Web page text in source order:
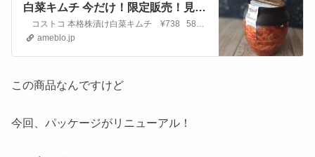
白菜キムチ 今だけ！限定販売！見つ
けたら買うべし』
コストコ 本格株漬け白菜キムチ ¥738 587988 限定商品 コストコナビゲーターaoです！当ブログは、週１でコストコに通い、衣食住3…
ameblo.jp
この商品なんですけど
今回、パッケージがリニューアル！